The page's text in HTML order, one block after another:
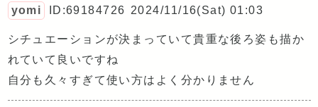
yomi
ID:69184726 2024/11/16(Sat) 01:03
シチュエーションが決まっていて貴重な後ろ姿も描か
れていて良いですね
自分も久々すぎて使い方はよく分かりません